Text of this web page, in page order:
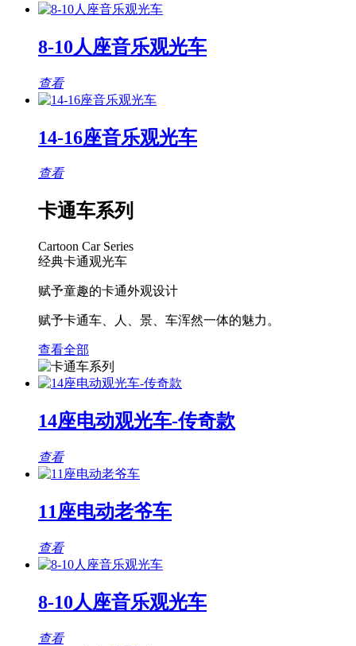
8-10人座音乐观光车
查看
14-16座音乐观光车
查看
卡通车系列
Cartoon Car Series
经典卡通观光车
赋予童趣的卡通外观设计
赋予卡通车、人、景、车浑然一体的魅力。
查看全部
14座电动观光车-传奇款
查看
11座电动老爷车
查看
8-10人座音乐观光车
查看